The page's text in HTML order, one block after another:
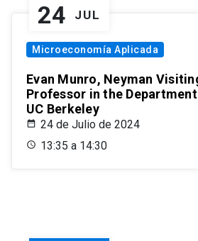
24 JUL
Microeconomía Aplicada
Evan Munro, Neyman
Professor in the
UC Berkeley
24 de Julio de 2024
13:35 a 14:30